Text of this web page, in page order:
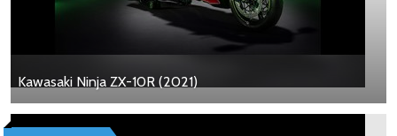
Kawasaki Ninja ZX-10R (2021)